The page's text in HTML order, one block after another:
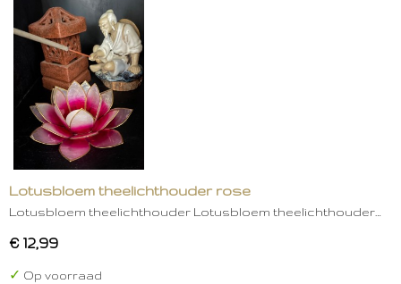
Lotusbloem theelichthouder rose
Lotusbloem theelichthouder Lotusbloem theelichthouder…
€ 12,99
✓ Op voorraad